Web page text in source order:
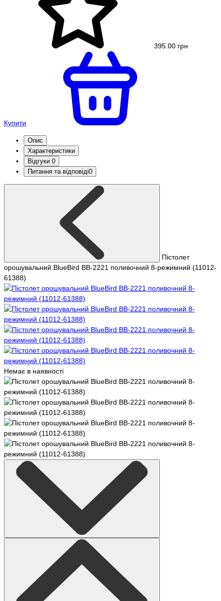
395.00 грн
Купити
Опис
Характеристики
Відгуки 0
Питання та відповіді0
Пістолет
орошувальний BlueBird BB-2221 поливочний 8-режимний (11012-
61388)
Немає в наявності